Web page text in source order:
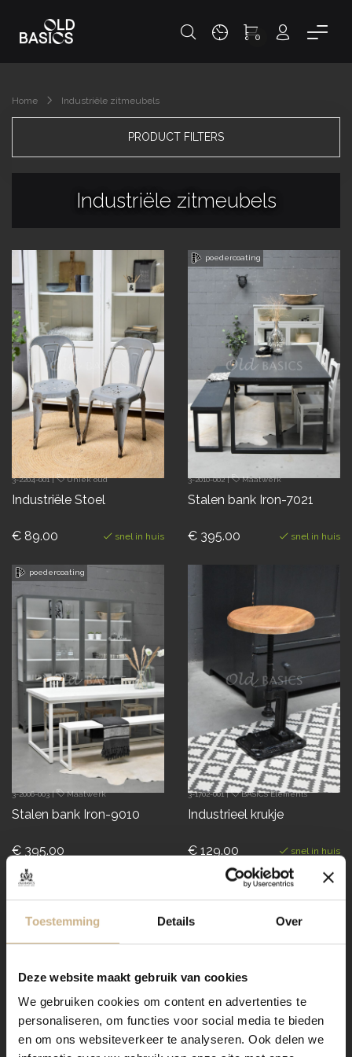
Toestemming Details Over
Deze website maakt gebruik van cookies
We gebruiken cookies om content en advertenties te
personaliseren, om functies voor social media te bieden
en om ons websiteverkeer te analyseren. Ook delen we
0
Home Industriële zitmeubels
PRODUCT FILTERS
Industriële zitmeubels
3-2204-001| Uniek oud
Industriële Stoel
€ 89.00 snel in huis
poedercoating
3-2010-002| Maatwerk
Stalen bank Iron-7021
€ 395.00 snel in huis
poedercoating
3-2006-003| Maatwerk
Stalen bank Iron-9010
€ 395.00
3-1702-001| BASICS Elements
Industrieel krukje
€ 129.00 snel in huis